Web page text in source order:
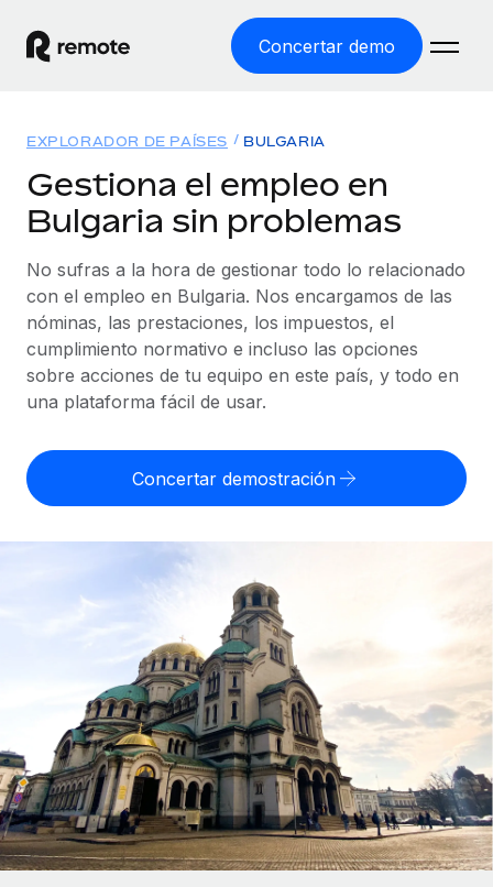
Concertar demo
EMPLEO GLOBAL
Nómina global
Gestiona las nóminas de forma sencilla y conforme a la
legalidad.
Employer of Record
Expándete en todo el mundo sin gastar en entidades.
cumpliendo la normativa.
Integra y gestiona a autónomos globalmente.
PEO
Externaliza tareas laborales complejas.
INFRAESTRUCTURA
Conexión Remote
Integra los RR. HH. en tus flujos de trabajo sin
complicaciones.
Plataforma
Funciones esenciales de RR. HH. integradas para tu
Soluciones
COBERTURA MUNDIAL
Explorador de países
Consulta el soporte del empleo global según el país.
Explorador estatal de EE. UU.
Simplifica la contratación en todos los estados de EE.
Comparador de Remote
Compáranos con otras empresas.
ETAPAS DE CRECIMIENTO
Soluciones ágiles de RR. HH. globales y nóminas para
empresas en crecimiento.
Mediana empresa
Amplía tu equipo con soluciones de RR. HH.
personalizadas.
Empresa
RR. HH. globales para grandes empresas.
Recursos
HERRAMIENTAS Y CALCULADORAS
Calculadora del riesgo de clasificación errónea
Consulta el riesgo de clasificación errónea por país.
cualquier país.
Descubre opciones de divisas y tiempos de pago para
autónomos globales.
APRENDIZAJE CON REMOTE
Guías y recursos
Casos prácticos
Glosario de RR. HH.
Listas de verificación y plantillas
Biblioteca de descripciones de puestos
Precios
English
Nederlands
Italiano
Português (Portugal)
日本語
EXPLORADOR DE PAÍSES BULGARIA
Gestiona el empleo en
Bulgaria sin problemas
No sufras a la hora de gestionar todo lo relacionado
con el empleo en Bulgaria. Nos encargamos de las
nóminas, las prestaciones, los impuestos, el
cumplimiento normativo e incluso las opciones
sobre acciones de tu equipo en este país, y todo en
una plataforma fácil de usar.
Concertar demostración